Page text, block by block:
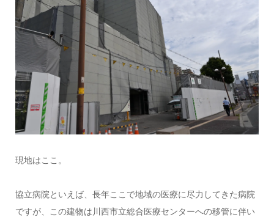
現地はここ。
協立病院といえば、長年ここで地域の医療に尽力してきた病院
ですが、この建物は川西市立総合医療センターへの移管に伴い